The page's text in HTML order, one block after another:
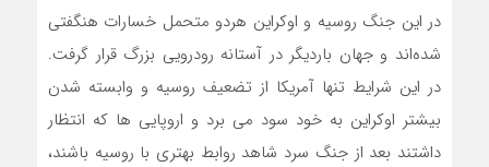
در این جنگ روسیه و اوکراین هردو متحمل خسارات هنگفتی
شده‌اند و جهان باردیگر در آستانه رودرویی بزرگ قرار گرفت.
در این شرایط تنها آمریکا از تضعیف روسیه و وابسته شدن
بیشتر اوکراین به خود سود می برد و اروپایی ها که انتظار
داشتند بعد از جنگ سرد شاهد روابط بهتری با روسیه باشند،